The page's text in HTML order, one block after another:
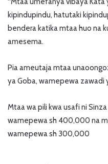
kipindupindu, hatutaki
bendera katika mtaa huo na
amesema.
Pia ameutaja mtaa
ya Goba, wamepewa
Mtaa wa pili kwa usafi ni
wamepewa sh 400,000 na
wamepewa sh 300,000